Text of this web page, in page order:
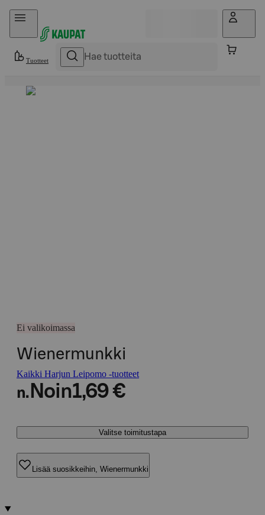
Hyppää sisältöön
Tuotteet
Ei valikoimassa
Wienermunkki
Kaikki Harjun Leipomo -tuotteet
n. Noin1,69 €
Valitse toimitustapa
Lisää suosikkeihin, Wienermunkki